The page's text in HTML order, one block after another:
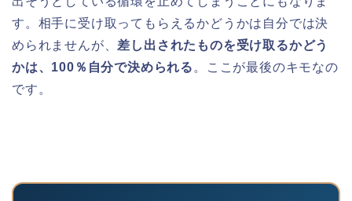
す。相手に受け取ってもらえるかどうかは自分では決
められませんが、 差し出されたものを受け取るかどう
かは、100％自分で決められる 。ここが最後のキモなの
です。